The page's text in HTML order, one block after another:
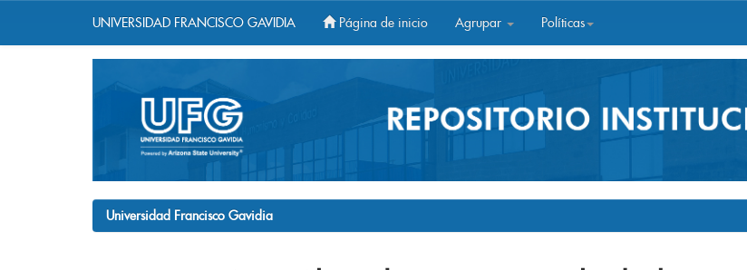
UNIVERSIDAD FRANCISCO GAVIDIA Página de inicio Agrupar Políticas
Universidad Francisco Gavidia